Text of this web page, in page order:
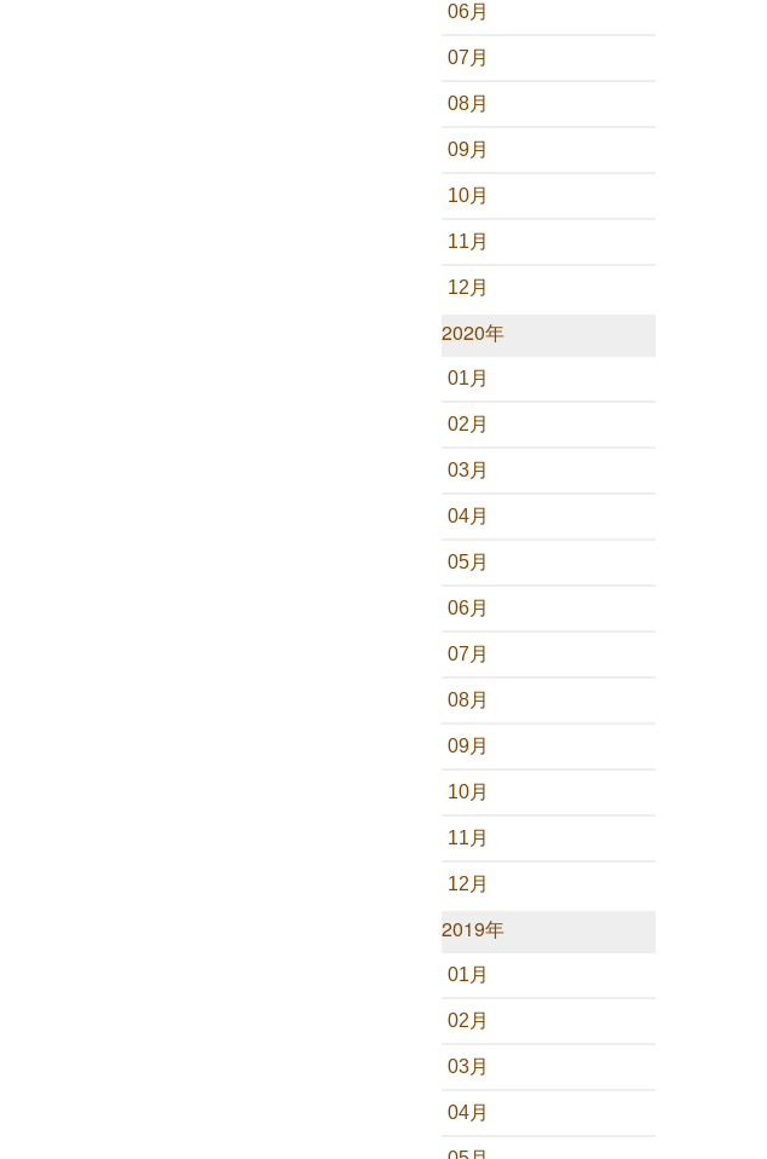
06月
07月
08月
09月
10月
11月
12月
2020年
01月
02月
03月
04月
05月
06月
07月
08月
09月
10月
11月
12月
2019年
01月
02月
03月
04月